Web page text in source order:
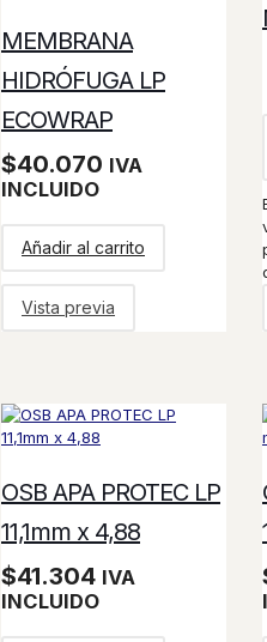
MEMBRANA
HIDRÓFUGA LP
ECOWRAP
$40.070 IVA
INCLUIDO
Añadir al carrito
Vista previa
OSB APA PROTEC LP
11,1mm x 4,88
$41.304 IVA
INCLUIDO